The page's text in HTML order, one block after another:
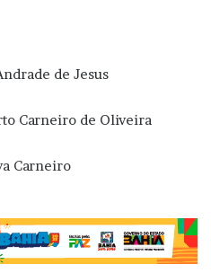
de Jesus
Carneiro de Oliveira
Carneiro